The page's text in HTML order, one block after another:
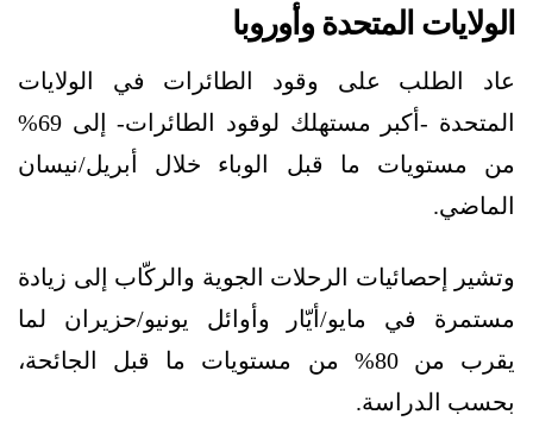
الولايات المتحدة وأوروبا
عاد الطلب على وقود الطائرات في الولايات
المتحدة -أكبر مستهلك لوقود الطائرات- إلى 69%
من مستويات ما قبل الوباء خلال أبريل/نيسان
الماضي.
وتشير إحصائيات الرحلات الجوية والركّاب إلى زيادة
مستمرة في مايو/أيّار وأوائل يونيو/حزيران لما
يقرب من 80% من مستويات ما قبل الجائحة،
بحسب الدراسة.